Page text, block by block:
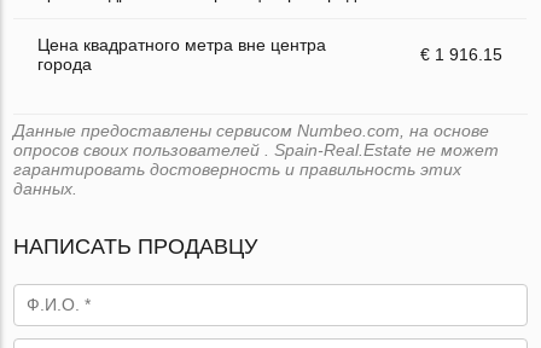
Цена квадратного метра вне центра
города
€ 1 916.15
Данные предоставлены сервисом Numbeo.com, на основе
опросов своих пользователей . Spain-Real.Estate не может
гарантировать достоверность и правильность этих
данных.
НАПИСАТЬ ПРОДАВЦУ